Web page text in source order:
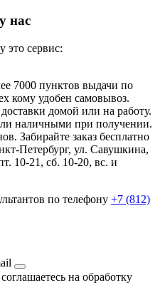
нас
это сервис:
7000 пунктов выдачи по
кому удобен самовывоз.
домой или на работу.
наличными при получении.
Забирайте заказ бесплатно
Петербург, ул. Савушкина,
10-21, cб. 10-20, вс. и
по телефону +7 (812)
на обработку